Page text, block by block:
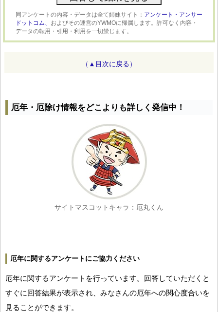
同アンケートの内容・データは全て姉妹サイト： アンケート・アンサー
ドットコム、 およびその運営のYWMOに帰属します。許可なく内容・
データの転用・引用・利用を一切禁じます。
（▲目次に戻る）
厄年・厄除け情報をどこよりも詳しく発信中！
サイトマスコットキャラ：厄丸くん
厄年に関するアンケートにご協力ください
厄年に関するアンケートを行っています。回答していただくと
すぐに回答結果が表示され、みなさんの厄年への関心度合いを
見ることができます。